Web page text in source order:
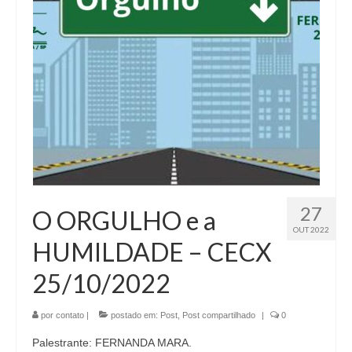
27
OUT 2022
O ORGULHO e a
HUMILDADE – CECX
25/10/2022
por contato | postado em: Post Post compartilhado | 0
Palestrante: FERNANDA MARA.